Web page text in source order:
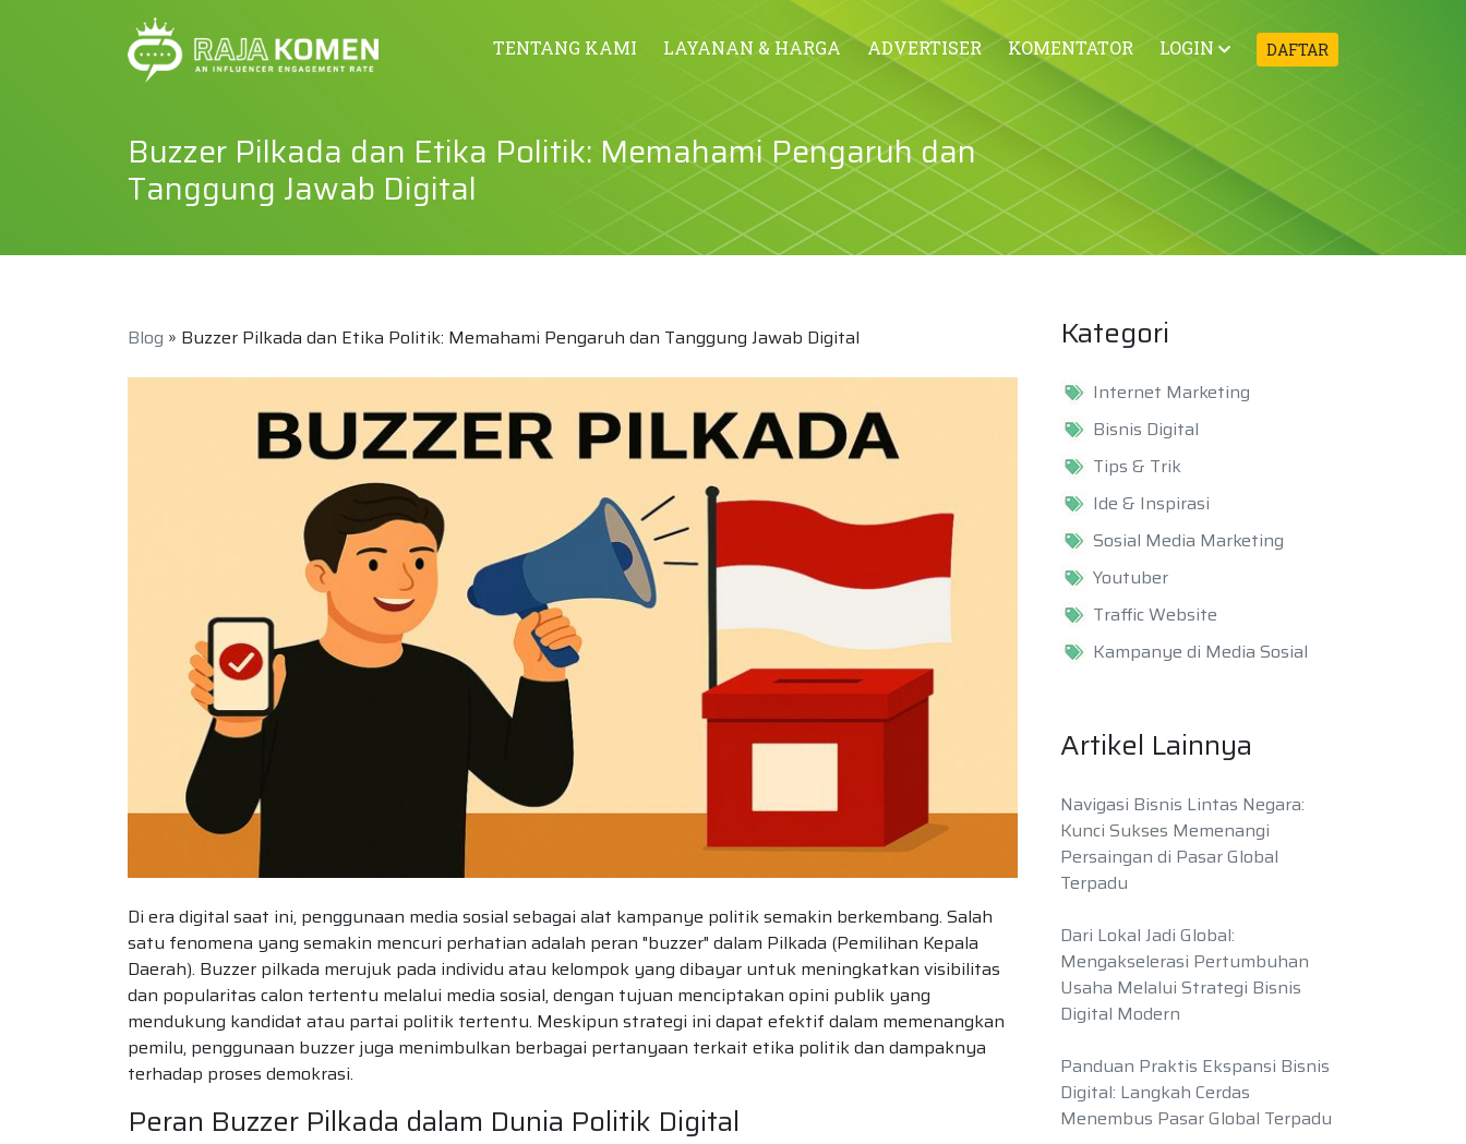
TENTANG KAMI LAYANAN & HARGA ADVERTISER KOMENTATOR LOGIN DAFTAR
Buzzer Pilkada dan Etika Politik: Memahami Pengaruh dan
Tanggung Jawab Digital
Blog » Buzzer Pilkada dan Etika Politik: Memahami Pengaruh dan Tanggung Jawab Digital
Di era digital saat ini, penggunaan media sosial sebagai alat kampanye politik semakin berkembang. Salah
satu fenomena yang semakin mencuri perhatian adalah peran "buzzer" dalam Pilkada (Pemilihan Kepala
Daerah). Buzzer pilkada merujuk pada individu atau kelompok yang dibayar untuk meningkatkan visibilitas
dan popularitas calon tertentu melalui media sosial, dengan tujuan menciptakan opini publik yang
mendukung kandidat atau partai politik tertentu. Meskipun strategi ini dapat efektif dalam memenangkan
pemilu, penggunaan buzzer juga menimbulkan berbagai pertanyaan terkait etika politik dan dampaknya
terhadap proses demokrasi.
Peran Buzzer Pilkada dalam Dunia Politik Digital
Kategori
Internet Marketing
Bisnis Digital
Tips & Trik
Ide & Inspirasi
Sosial Media Marketing
Youtuber
Traffic Website
Kampanye di Media Sosial
Artikel Lainnya
Navigasi Bisnis Lintas Negara:
Kunci Sukses Memenangi
Persaingan di Pasar Global
Terpadu
Dari Lokal Jadi Global:
Mengakselerasi Pertumbuhan
Usaha Melalui Strategi Bisnis
Digital Modern
Panduan Praktis Ekspansi Bisnis
Digital: Langkah Cerdas
Menembus Pasar Global Terpadu